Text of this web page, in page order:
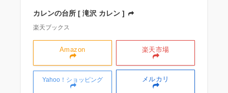
カレンの台所 [ 滝沢 カレン ]
楽天ブックス
Amazon 楽天市場
Yahoo！ショッピング メルカリ